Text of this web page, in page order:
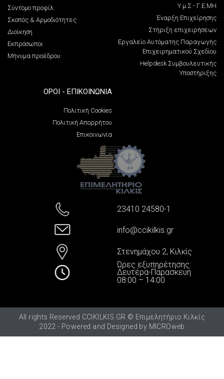
Σύντομο προφίλ
Σκοπός & Αρμοδιότητες
Διοίκηση
Εκπρόσωποι
Μήνυμα προέδρου
Υ.μ.Σ - Γ.Ε.ΜΗ
Έναρξη Επιχείρησης
Στήριξη επιχειρήσεων
Εργαλείο Αυτόματης Παραγωγής
Επιχειρηματικού Σχεδίου
Helpdesk Συμβουλευτικής
Υποστήριξης
ΌΡΟΙ - ΕΠΙΚΟΙΝΩΝΊΑ
Πολιτική Cookies
Πολιτική Απορρήτου
Επικοινωνία
23410 24580-1
info@ccikilkis.gr
Στενημάχου 2, Κιλκίς
Ώρες εξυπηρέτησης:
Δευτέρα-Παρασκευή
08:00 – 14:00
All rights Reserved CCIKILKIS.GR © Επιμελητήριο Κιλκίς
2022 - Powered and Designed by MICROweb